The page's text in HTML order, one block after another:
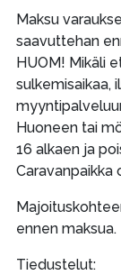
Maksu
saavuttehan
HUOM! Mikäli
sulkemisaikaa,
Huoneen tai
16 alkaen ja
Caravanpaikka
ennen maksua.
Tiedustelut: